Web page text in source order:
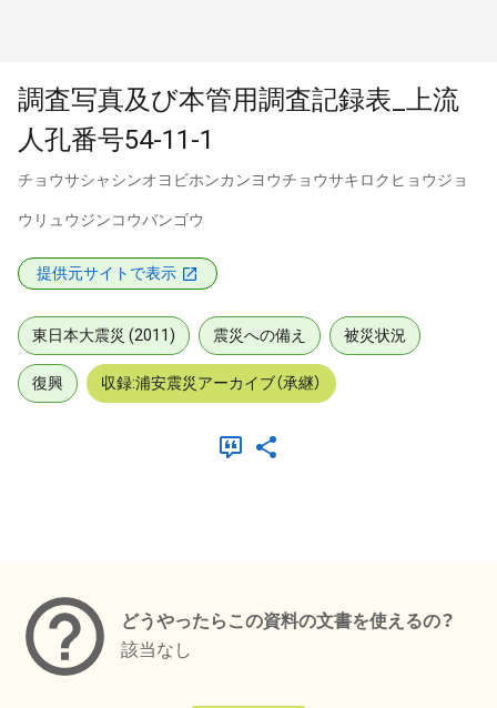
調査写真及び本管用調査記録表_上流
人孔番号54-11-1
チョウサシャシンオヨビホンカンヨウチョウサキロクヒョウジョ
ウリュウジンコウバンゴウ
提供元サイトで表示
東日本大震災 (2011) 震災への備え 被災状況
復興 収録:浦安震災アーカイブ（承継）
どうやったらこの資料の文書を使えるの？
該当なし